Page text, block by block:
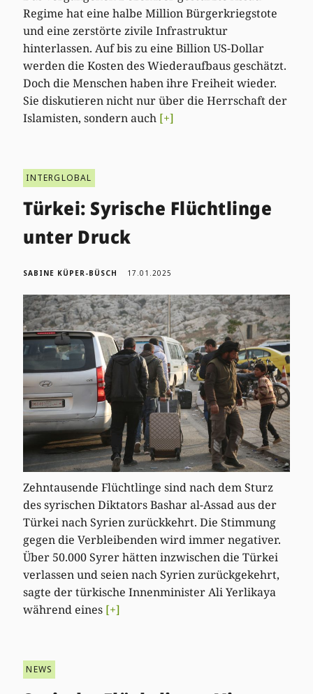
Regime hat eine halbe Million Bürgerkriegstote
und eine zerstörte zivile Infrastruktur
hinterlassen. Auf bis zu eine Billion US-Dollar
werden die Kosten des Wiederaufbaus geschätzt.
Doch die Menschen haben ihre Freiheit wieder.
Sie diskutieren nicht nur über die Herrschaft der
Islamisten, sondern auch [+]
INTERGLOBAL
Türkei: Syrische Flüchtlinge
unter Druck
SABINE KÜPER-BÜSCH 17.01.2025
Zehntausende Flüchtlinge sind nach dem Sturz
des syrischen Diktators Bashar al-Assad aus der
Türkei nach Syrien zurückkehrt. Die Stimmung
gegen die Verbleibenden wird immer negativer.
Über 50.000 Syrer hätten inzwischen die Türkei
verlassen und seien nach Syrien zurückgekehrt,
sagte der türkische Innenminister Ali Yerlikaya
während eines [+]
NEWS